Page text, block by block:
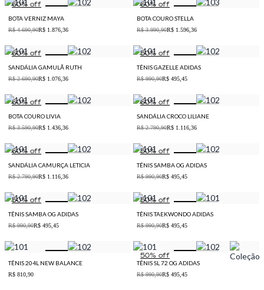
60% off
BOTA VERNIZ MAYA
R$ 4.690,90R$ 1.876,36
60% off
BOTA COURO STELLA
R$ 3.990,90R$ 1.596,36
60% off
SANDÁLIA GAMULÃ RUTH
R$ 2.690,90R$ 1.076,36
50% off
TÊNIS GAZELLE ADIDAS
R$ 990,90R$ 495,45
60% off
BOTA COURO LIVIA
R$ 3.590,90R$ 1.436,36
60% off
SANDÁLIA CROCO LILIANE
R$ 2.790,90R$ 1.116,36
60% off
SANDÁLIA CAMURÇA LETICIA
R$ 2.790,90R$ 1.116,36
50% off
TÊNIS SAMBA OG ADIDAS
R$ 990,90R$ 495,45
50% off
TÊNIS SAMBA OG ADIDAS
R$ 990,90R$ 495,45
50% off
TÊNIS TAEKWONDO ADIDAS
R$ 990,90R$ 495,45
TÊNIS 204L NEW BALANCE
R$ 810,90
50% off
TÊNIS SL 72 OG ADIDAS
R$ 990,90R$ 495,45